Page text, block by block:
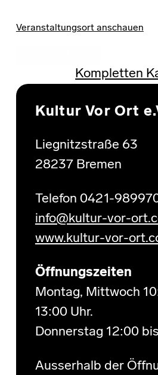
Veranstaltungsort anschauen
Kompletten
Skip back to main navigation
Kultur Vor Ort
Liegnitzstraße 63
28237 Bremen
Telefon 0421-
info@kultur-vor-
www.kultur-vor-
Öffnungszeiten
Montag, Mittwoch
13:00 Uhr.
Donnerstag 12:00
Ausserhalb der